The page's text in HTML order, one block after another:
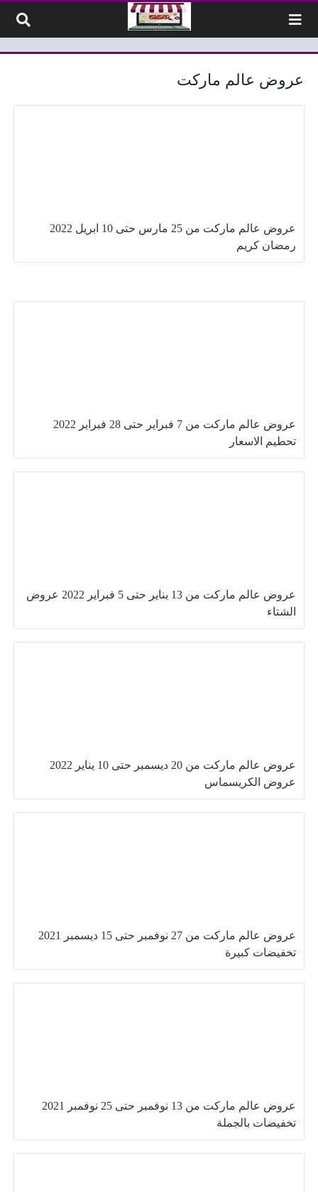
عروض عالم ماركت
عروض عالم ماركت من 25 مارس حتى 10 ابريل 2022
رمضان كريم
عروض عالم ماركت من 7 فبراير حتى 28 فبراير 2022
تحطيم الاسعار
عروض عالم ماركت من 13 يناير حتى 5 فبراير 2022 عروض
الشتاء
عروض عالم ماركت من 20 ديسمبر حتى 10 يناير 2022
عروض الكريسماس
عروض عالم ماركت من 27 نوفمبر حتى 15 ديسمبر 2021
تخفيضات كبيرة
عروض عالم ماركت من 13 نوفمبر حتى 25 نوفمبر 2021
تخفيضات بالجملة